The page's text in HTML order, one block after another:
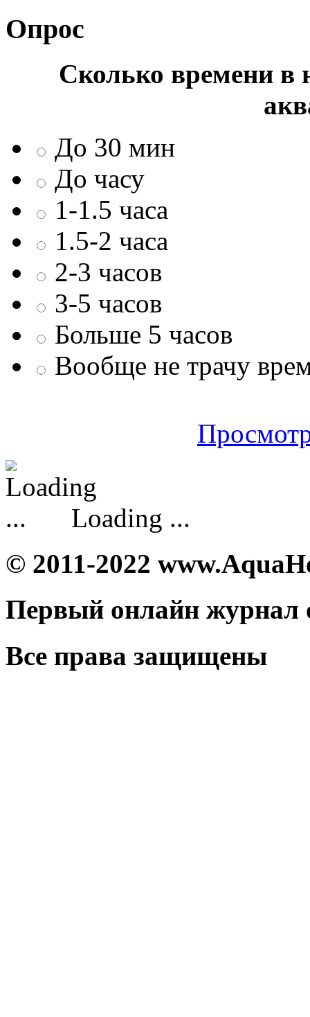
Опрос
Сколько времени в
До 30 мин
До часу
1-1.5 часа
1.5-2 часа
2-3 часов
3-5 часов
Больше 5 часов
Вообще не трачу
Loading ...
© 2011-2022
Первый онлайн журнал
Все права защищены